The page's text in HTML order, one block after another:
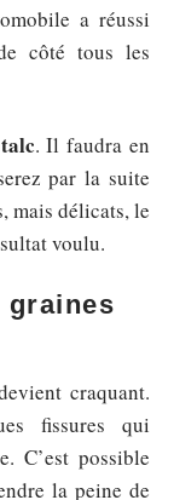
a réussi
côté tous les
. Il faudra en
par la suite
mais délicats, le
voulu.
graines
craquant.
fissures qui
C’est possible
la peine de